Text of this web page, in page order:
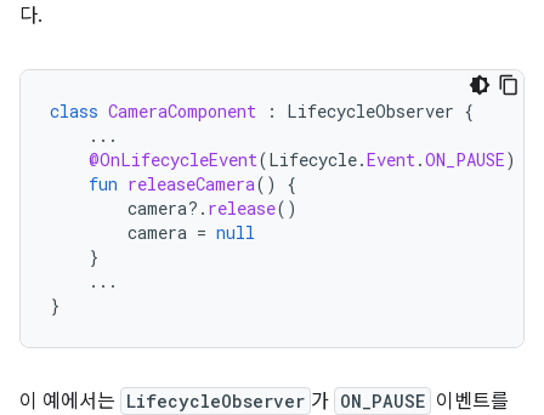
다.
class CameraComponent : LifecycleObserver {
...
@OnLifecycleEvent(Lifecycle.Event .ON_PAUSE)
fun releaseCamera()
{
camera?. release()
camera = null
}
...
}
이 예에서는 LifecycleObserver 가 ON_PAUSE 이벤트를